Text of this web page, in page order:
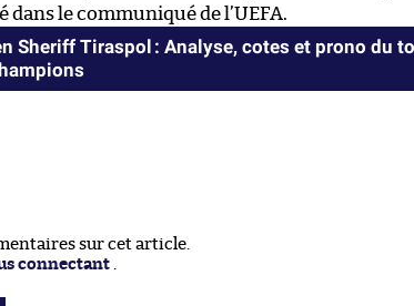
dans le communiqué de l’UEFA.
Sheriff Tiraspol : Analyse, cotes et prono du
sur cet article.
connectant .